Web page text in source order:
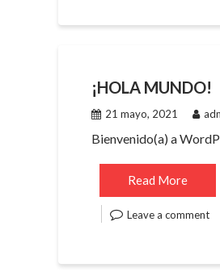
¡HOLA MUNDO!
21 mayo, 2021
Bienvenido(a) a
Read More
Leave a comment